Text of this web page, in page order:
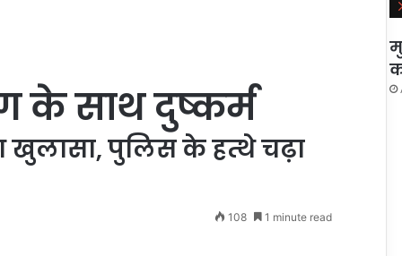
के साथ दुष्कर्म
खुलासा, पुलिस के हत्थे चढ़ा
108 1 minute read